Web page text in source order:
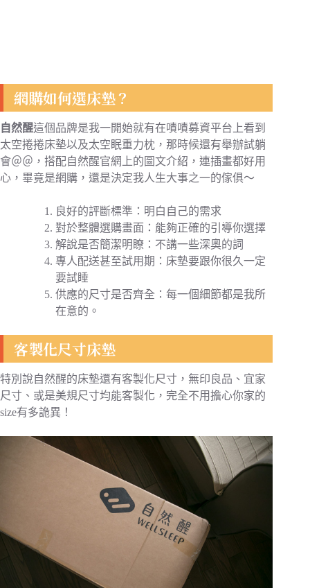
網購如何選床墊？
自然醒這個品牌是我一開始就有在嘖嘖募資平台上看到
太空捲捲床墊以及太空眠重力枕，那時候還有舉辦試躺
會＠＠，搭配自然醒官網上的圖文介紹，連插畫都好用
心，畢竟是網購，還是決定我人生大事之一的傢俱～
良好的評斷標準：明白自己的需求
對於整體選購畫面：能夠正確的引導你選擇
解說是否簡潔明瞭：不講一些深奧的詞
專人配送甚至試用期：床墊要跟你很久一定
要試睡
供應的尺寸是否齊全：每一個細節都是我所
在意的。
客製化尺寸床墊
特別說自然醒的床墊還有客製化尺寸，無印良品、宜家
尺寸、或是美規尺寸均能客製化，完全不用擔心你家的
size有多詭異！